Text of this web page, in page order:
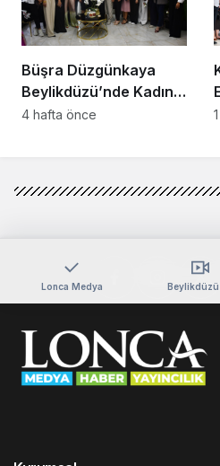
Büşra Düzgünkaya
Beylikdüzü’nde Kadın
Girişimcilerle Buluştu
4 hafta önce
Lonca Medya